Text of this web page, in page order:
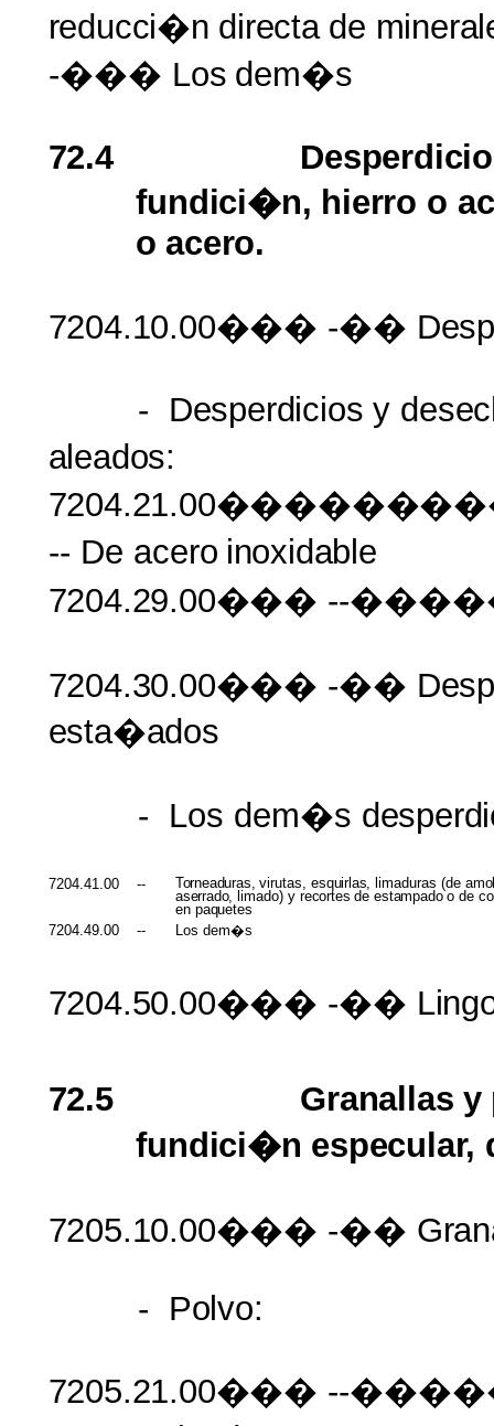
reducci�n directa de
-��� Los dem�s
72.4
fundici�n, hierro o
o acero.
7204.10.00��� -��
- Desperdiciosy
aleados:
-- De acero inoxidable
7204.29.00��� --
7204.30.00��� -��
esta�ados
- Los dem�s
7204.41.00 -- Torneaduras,virutas,esquirlas, limaduras (de
aserrado, limado) y recortesdeestampadoo de
en paquetes
7204.49.00
-- Los dem�s
7204.50.00��� -��
72.5 Granallas y
fundici�n especular,
7205.10.00��� -��
- Polvo:
7205.21.00��� --